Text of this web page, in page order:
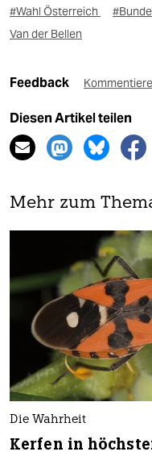
#Wahl Österreich
Van der Bellen
Feedback
Diesen Artikel teilen
Mehr zum
Die Wahrheit
Kerfen in